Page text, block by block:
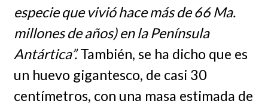
especie que vivió hace más de 66 Ma.
millones de años) en la Península
Antártica”.También, se ha dicho que es
un huevo gigantesco, de casi 30
centímetros, con una masa estimada de